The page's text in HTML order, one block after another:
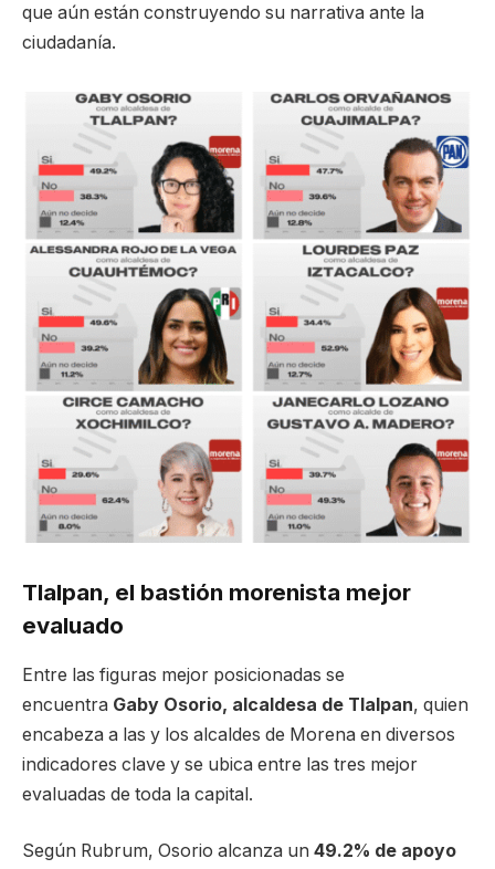
que aún están construyendo su narrativa ante la
ciudadanía.
Tlalpan, el bastión morenista mejor
evaluado
Entre las figuras mejor posicionadas se
encuentra Gaby Osorio, alcaldesa de Tlalpan, quien
encabeza a las y los alcaldes de Morena en diversos
indicadores clave y se ubica entre las tres mejor
evaluadas de toda la capital.
Según Rubrum, Osorio alcanza un 49.2% de apoyo